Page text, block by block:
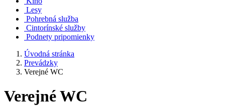
Lesy
Pohrebná služba
Cintorínské služby
Podnety pripomienky
Úvodná stránka
Prevádzky
Verejné WC
Verejné WC